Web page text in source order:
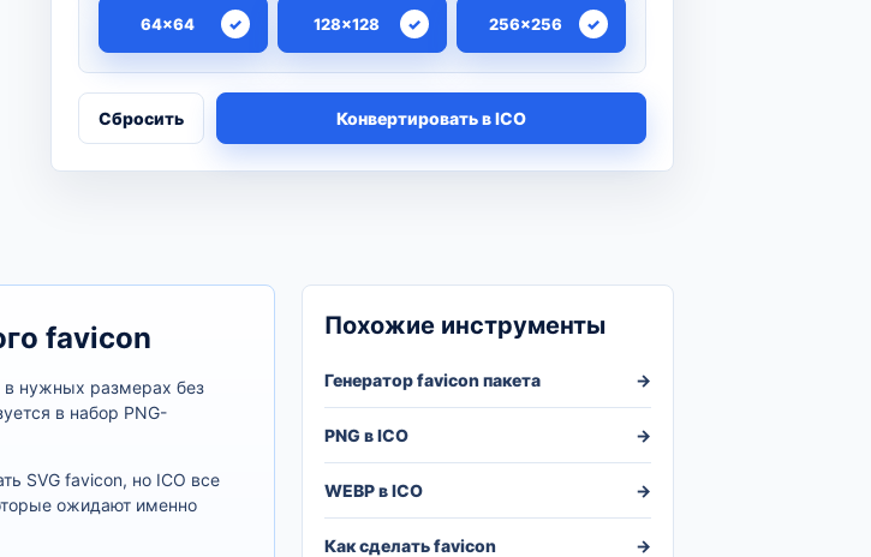
64×64 128×128 256×256
Сбросить Конвертировать в ICO
favicon
в нужных размерах без
в набор PNG-
SVG favicon, но ICO все
ожидают именно
Похожие инструменты
Генератор favicon пакета →
PNG в ICO →
WEBP в ICO →
Как сделать favicon →